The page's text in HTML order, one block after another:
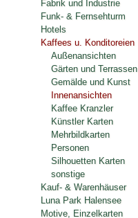
Fabrik und Industrie
Funk- & Fernsehturm
Hotels
Kaffees u. Konditoreien
Außenansichten
Gärten und Terrassen
Gemälde und Kunst
Innenansichten
Kaffee Kranzler
Künstler Karten
Mehrbildkarten
Personen
Silhouetten Karten
sonstige
Kauf- & Warenhäuser
Luna Park Halensee
Motive, Einzelkarten